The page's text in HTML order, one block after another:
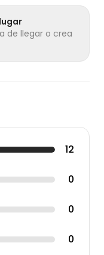
de llegar o crea
12
0
0
0